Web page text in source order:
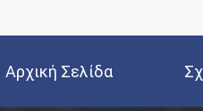
Αρχική Σελίδα